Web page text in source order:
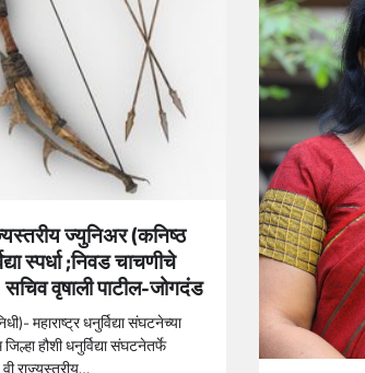
ज्युनिअर (कनिष्ठ
स्पर्धा ;निवड चाचणीचे
वृषाली पाटील-जोगदंड
महाराष्ट्र धनुर्विद्या संघटनेच्या
हौशी धनुर्विद्या संघटनेतर्फे